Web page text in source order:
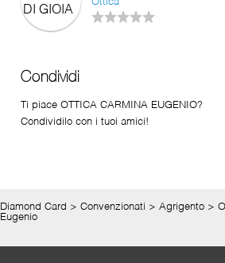
Condividi
Ti piace OTTICA CARMINA EUGENIO?
Condividilo con i tuoi amici!
Diamond Card > Convenzionati > Agrigento >
Eugenio